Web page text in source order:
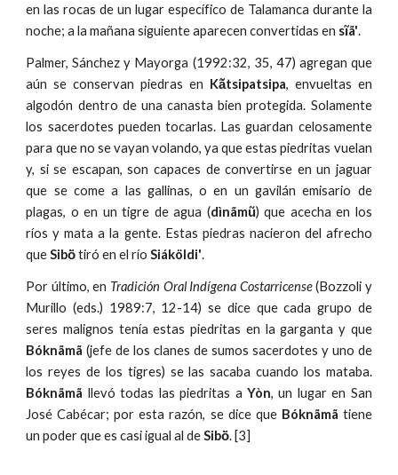
en las rocas de un lugar específico de Talamanca durante la
noche; a la mañana siguiente aparecen convertidas en sĩã'.
Palmer, Sánchez y Mayorga (1992:32, 35, 47) agregan que
aún se conservan piedras en Kã́tsipatsipa, envueltas en
algodón dentro de una canasta bien protegida. Solamente
los sacerdotes pueden tocarlas. Las guardan celosamente
para que no se vayan volando, ya que estas piedritas vuelan
y, si se escapan, son capaces de convertirse en un jaguar
que se come a las gallinas, o en un gavilán emisario de
plagas, o en un tigre de agua (dìnãmũ) que acecha en los
ríos y mata a la gente. Estas piedras nacieron del afrecho
queSibö̀tiró en el ríoSiáköldi'.
Por último, en Tradición Oral Indígena Costarricense(Bozzoli y
Murillo (eds.) 1989:7, 12-14) se dice que cada grupo de
seres malignos tenía estas piedritas en la garganta y que
Bóknãmã (jefe de los clanes de sumos sacerdotes y uno de
los reyes de los tigres) se las sacaba cuando los mataba.
Bóknãmã llevó todas las piedritas a Yòn, un lugar en San
José Cabécar; por esta razón, se dice que Bóknãmã tiene
un poder que es casi igual al deSibö̀. [3]